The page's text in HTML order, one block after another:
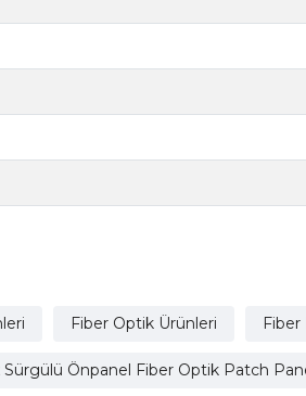
Fiber Optik Ürünleri
Önpanel Fiber Optik Patch